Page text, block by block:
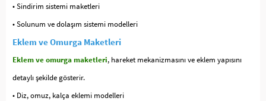
• Sindirim sistemi maketleri
• Solunum ve dolaşım sistemi modelleri
Eklem ve Omurga Maketleri
Eklem ve omurga maketleri, hareket mekanizmasını ve eklem yapısını
detaylı şekilde gösterir.
• Diz, omuz, kalça eklemi modelleri